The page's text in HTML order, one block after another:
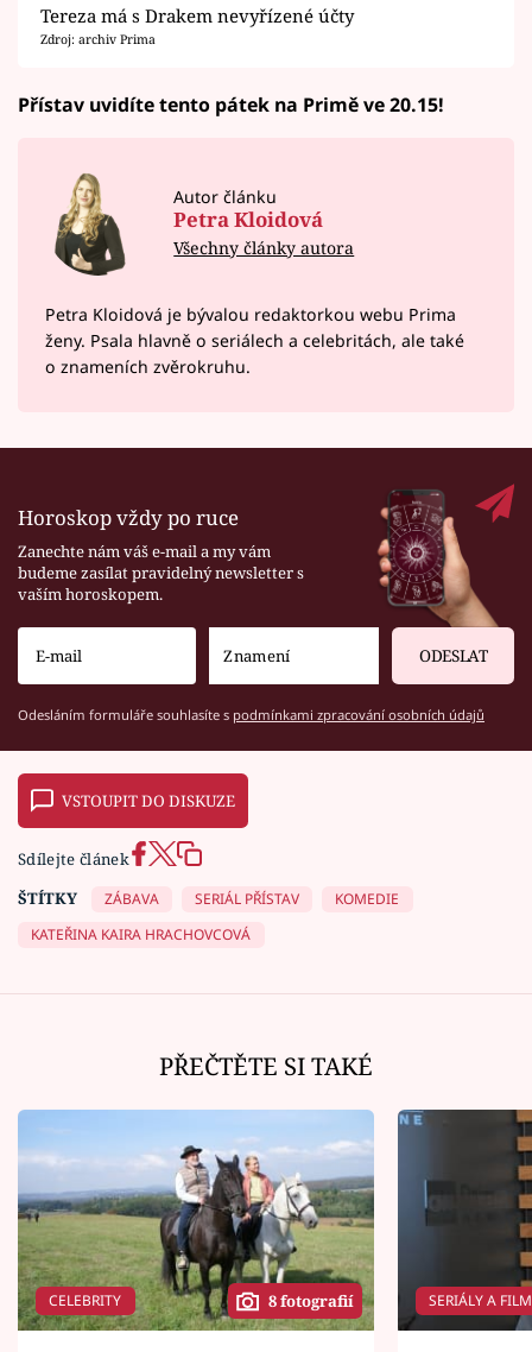
Tereza má s Drakem nevyřízené účty
Zdroj: archiv Prima
Přístav uvidíte tento pátek na Primě ve 20.15!
Autor článku
Petra Kloidová
Všechny články autora
Petra Kloidová je bývalou redaktorkou webu Prima
ženy. Psala hlavně o seriálech a celebritách, ale také
o znameních zvěrokruhu.
Horoskop vždy po ruce
Zanechte nám váš e-mail a my vám
budeme zasílat pravidelný newsletter s
vaším horoskopem.
ODESLAT
Odesláním formuláře souhlasíte s podmínkami zpracování osobních údajů
VSTOUPIT DO DISKUZE
Sdílejte článek
ŠTÍTKY
ZÁBAVA SERIÁL PŘÍSTAV
KOMEDIE
KATEŘINA KAIRA HRACHOVCOVÁ
PŘEČTĚTE SI TAKÉ
CELEBRITY 8 fotografií SERIÁLY A